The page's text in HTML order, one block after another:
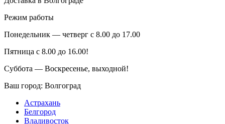
Режим работы
Понедельник — четверг с 8.00 до 17.00
Пятница с 8.00 до 16.00!
Суббота — Воскресенье, выходной!
Ваш город: Волгоград
Астрахань
Белгород
Владивосток